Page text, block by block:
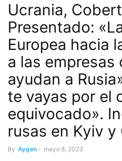
Ucrania,
Presentado:
Europea hacia
a las empresas
ayudan a
te vayas por el
equivocado».
rusas en Kyiv y
By Aygen - mayo 8, 2023